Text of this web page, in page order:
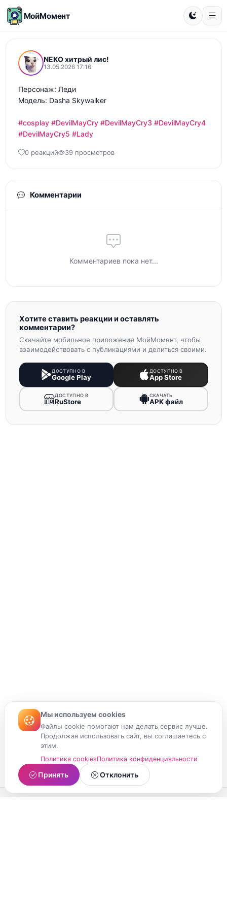
МойМомент
NEKO хитрый лис!
13.05.2026 17:16
Персонаж: Леди
Модель: Dasha Skywalker
#cosplay #DevilMayCry #DevilMayCry3 #DevilMayCry4
#DevilMayCry5 #Lady
0 реакций 39 просмотров
Комментарии
Комментариев пока нет...
Хотите ставить реакции и оставлять
комментарии?
Скачайте мобильное приложение МойМомент, чтобы
взаимодействовать с публикациями и делиться своими.
ДОСТУПНО В
Google Play
ДОСТУПНО В
App Store
ДОСТУПНО В
RuStore
СКАЧАТЬ
APK файл
Мы используем cookies
Файлы cookie помогают нам делать сервис лучше.
Продолжая использовать сайт, вы соглашаетесь с
этим.
Политика cookiesПолитика конфиденциальности
Принять Отклонить